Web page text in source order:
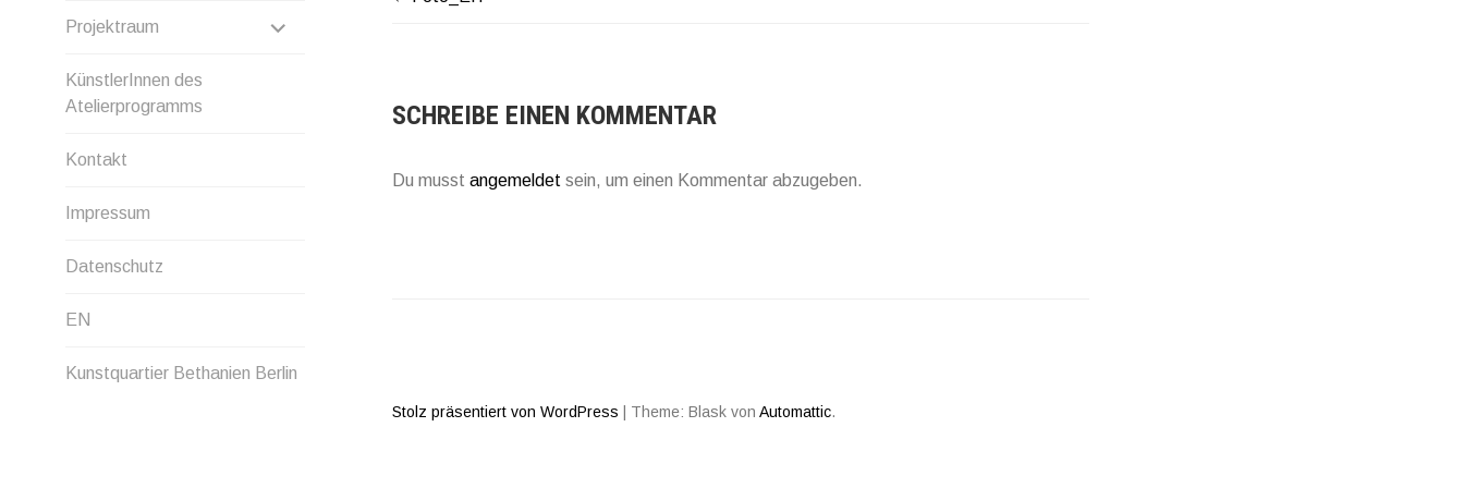
Projektraum
KünstlerInnen des
Atelierprogramms
Kontakt
Impressum
Datenschutz
EN
Kunstquartier Bethanien Berlin
BEITRAGSNAVIGATION
SCHREIBE EINEN KOMMENTAR
Du musst angemeldet sein, um einen Kommentar abzugeben.
Stolz präsentiert von WordPress Theme: Blask von Automattic.